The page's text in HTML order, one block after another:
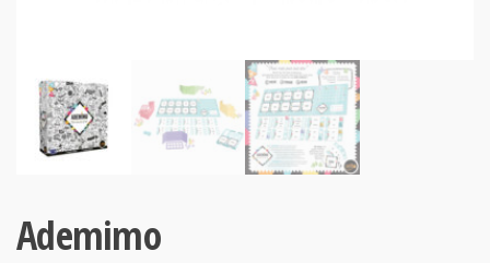
Ademimo